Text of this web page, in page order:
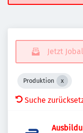
Jetzt
Produktion
Suche